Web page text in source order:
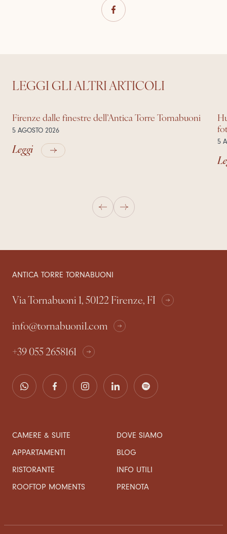
LEGGI GLI ALTRI ARTICOLI
Firenze dalle finestre dell’Antica Torre Tornabuoni
5 AGOSTO 2026
Leggi 5
ANTICA TORRE TORNABUONI
Via Tornabuoni 1, 50122 Firenze, FI
info@tornabuoni1.com
+39 055 2658161
CAMERE & SUITE
APPARTAMENTI
RISTORANTE
ROOFTOP MOMENTS
DOVE SIAMO
BLOG
INFO UTILI
PRENOTA